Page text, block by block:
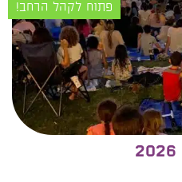
פתוח לקהל הרחב!